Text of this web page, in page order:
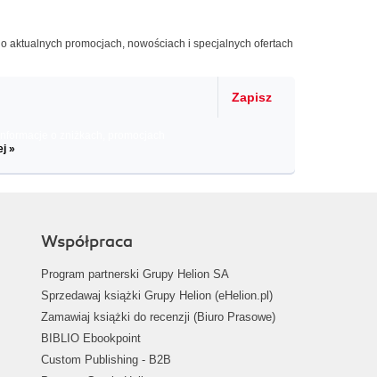
aktualnych promocjach, nowościach i specjalnych ofertach
Zapisz
»
Współpraca
Program partnerski Grupy Helion SA
Sprzedawaj książki Grupy Helion (eHelion.pl)
Zamawiaj książki do recenzji (Biuro Prasowe)
BIBLIO Ebookpoint
Custom Publishing - B2B